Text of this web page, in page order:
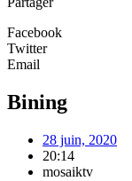
Facebook
Twitter
Email
Bining
28 juin, 2020
20:14
mosaiktv